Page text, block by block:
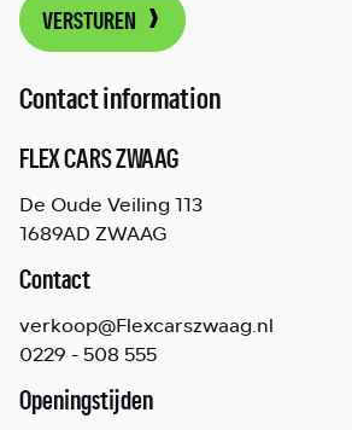
VERSTUREN
Contact information
FLEX CARS ZWAAG
De Oude Veiling 113
1689AD ZWAAG
Contact
verkoop@Flexcarszwaag.nl
0229 - 508 555
Openingstijden